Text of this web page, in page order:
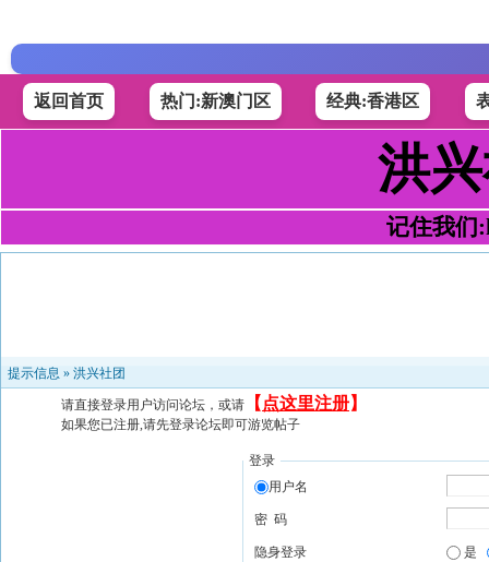
返回首页 热门:新澳门区 经典:香港区
洪
记住我们
提示信息 » 洪兴社团
请直接登录用户访问论坛，或请 【 点这里注册】
如果您已注册,请先登录论坛即可游览帖子
登录
用户名
密 码
隐身登录 是